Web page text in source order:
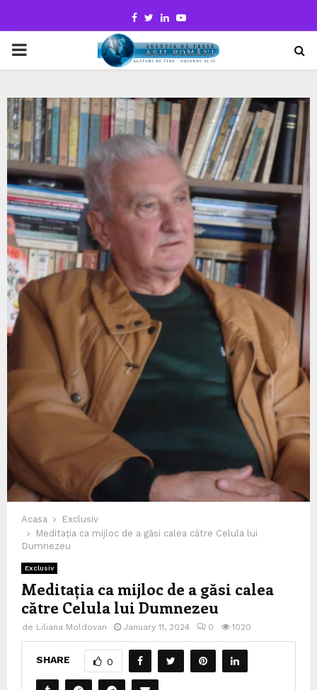
Facebook
TwitterLinkedinYoutube
PRIMARY
Acasa
Exclusiv
Meditația ca mijloc de a găsi calea către Celula lui
Dumnezeu
Exclusiv
Meditația ca mijloc de a găsi calea
către Celula lui Dumnezeu
de Liliana Moldovan January 11, 2024 0 1020
SHARE 0